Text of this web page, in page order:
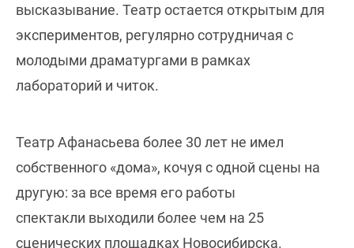
высказывание. Театр остается открытым для
экспериментов, регулярно сотрудничая с
молодыми драматургами в рамках
лабораторий и читок.
Театр Афанасьева более 30 лет не имел
собственного «дома», кочуя с одной сцены на
другую: за все время его работы
спектакли выходили более чем на 25
сценических площадках Новосибирска.